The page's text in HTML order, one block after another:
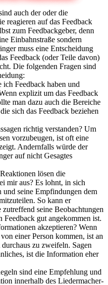
auch der oder die
reagieren auf das Feedback
zum Feedbackgeber, denn
Einbahnstraße sondern
muss eine Entscheidung
Feedback (oder Teile davon)
Die folgenden Fragen sind
ich Feedback haben und
explizit um das Feedback
man dazu auch die Bereiche
sich das Feedback beziehen
richtig verstanden? Um
vorzubeugen, ist oft eine
Andernfalls würde der
auf nicht Gesagtes
lösen die
mir aus? Es lohnt, in sich
und seine Empfindungen dem
So kann er
zutreffend seine Beobachtungen
Feedback gut angekommen ist.
akzeptieren? Wenn
einer Person kommen, ist an
zu zweifeln. Sagen
ist die Information eher
sind eine Empfehlung und
innerhalb des Liedermacher-